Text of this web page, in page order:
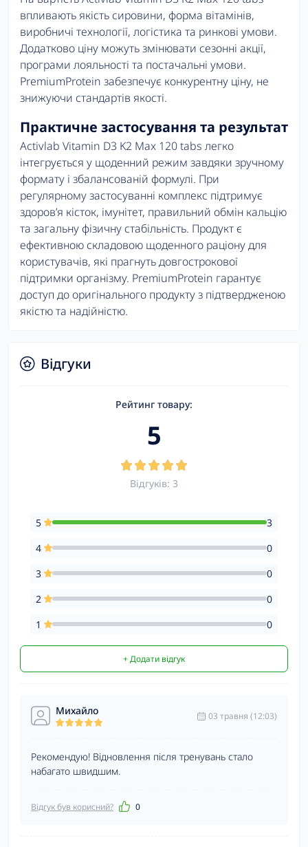
впливають якість сировини, форма вітамінів,
виробничі технології, логістика та ринкові умови.
Додатково ціну можуть змінювати сезонні акції,
програми лояльності та постачальні умови.
PremiumProtein забезпечує конкурентну ціну, не
знижуючи стандартів якості.
Практичне застосування та результат
Activlab Vitamin D3 K2 Max 120 tabs легко
інтегрується у щоденний режим завдяки зручному
формату і збалансованій формулі. При
регулярному застосуванні комплекс підтримує
здоров’я кісток, імунітет, правильний обмін кальцію
та загальну фізичну стабільність. Продукт є
ефективною складовою щоденного раціону для
користувачів, які прагнуть довгострокової
підтримки організму. PremiumProtein гарантує
доступ до оригінального продукту з підтвердженою
якістю та надійністю.
Відгуки
Рейтинг товару:
5
Відгуків: 3
5
3
4
0
3
0
2
0
1
0
+ Додати відгук
Михайло 03 травня (12:03)
Рекомендую! Відновлення після тренувань стало
набагато швидшим.
Відгук був корисний? 0